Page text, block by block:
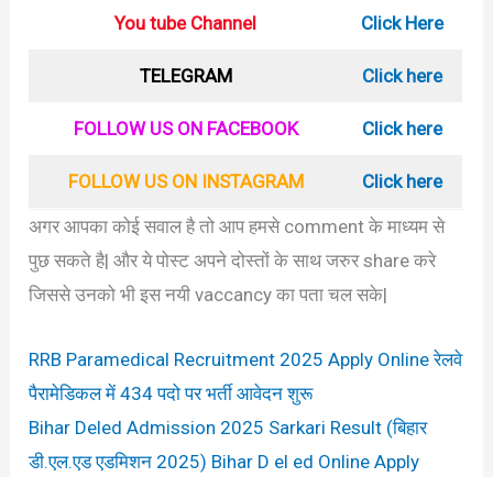
You tube Channel Click Here
TELEGRAM Click here
FOLLOW US ON FACEBOOK Click here
FOLLOW US ON INSTAGRAM Click here
अगर आपका कोई सवाल है तो आप हमसे comment के माध्यम से
पुछ सकते है| और ये पोस्ट अपने दोस्तों के साथ जरुर share करे
जिससे उनको भी इस नयी vaccancy का पता चल सके|
RRB Paramedical Recruitment 2025 Apply Online रेलवे
पैरामेडिकल में 434 पदो पर भर्ती आवेदन शुरू
Bihar Deled Admission 2025 Sarkari Result (बिहार
डी.एल.एड एडमिशन 2025) Bihar D el ed Online Apply